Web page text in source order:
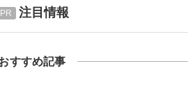
注目情報
すすめ記事